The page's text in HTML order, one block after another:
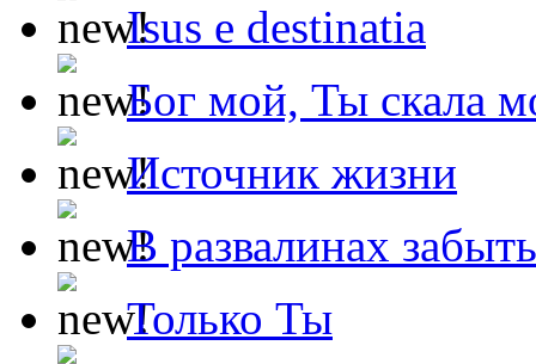
Isus e destinatia
Бог мой, Ты скала
Источник жизни
В развалинах
Только Ты